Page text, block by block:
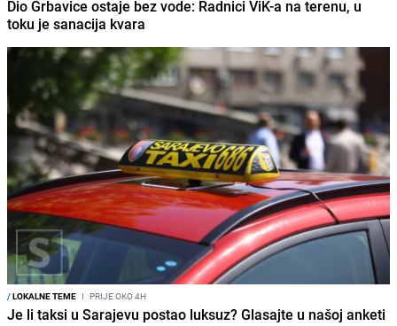
Dio Grbavice ostaje bez vode: Radnici ViK-a na terenu, u
toku je sanacija kvara
/LOKALNE TEME I PRIJE OKO 4H
Je li taksi u Sarajevu postao luksuz? Glasajte u našoj anketi